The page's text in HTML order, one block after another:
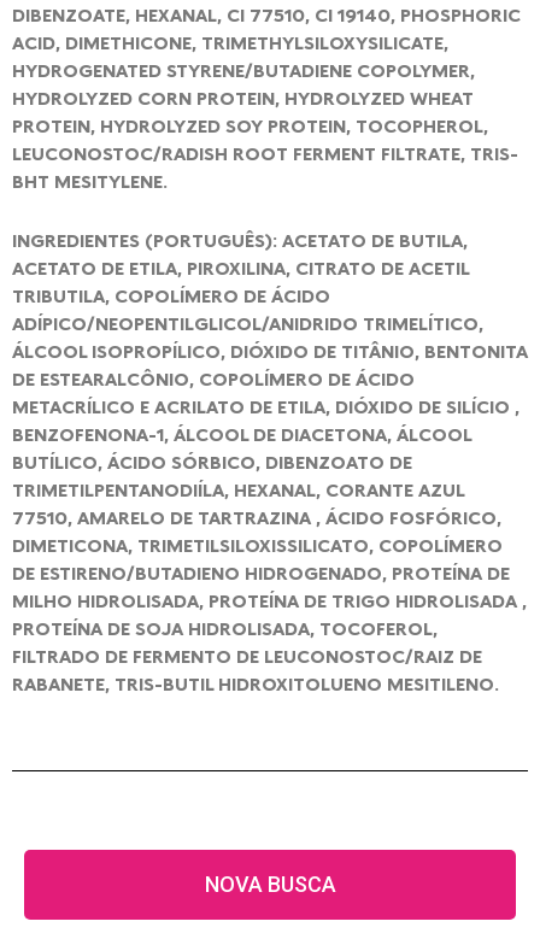
DIBENZOATE, HEXANAL, CI 77510, CI 19140, PHOSPHORIC
ACID, DIMETHICONE, TRIMETHYLSILOXYSILICATE,
HYDROGENATED STYRENE/BUTADIENE COPOLYMER,
HYDROLYZED CORN PROTEIN, HYDROLYZED WHEAT
PROTEIN, HYDROLYZED SOY PROTEIN, TOCOPHEROL,
LEUCONOSTOC/RADISH ROOT FERMENT FILTRATE, TRIS-
BHT MESITYLENE.
INGREDIENTES (PORTUGUÊS): ACETATO DE BUTILA,
ACETATO DE ETILA, PIROXILINA, CITRATO DE ACETIL
TRIBUTILA, COPOLÍMERO DE ÁCIDO
ADÍPICO/NEOPENTILGLICOL/ANIDRIDO TRIMELÍTICO,
ÁLCOOL ISOPROPÍLICO, DIÓXIDO DE TITÂNIO, BENTONITA
DE ESTEARALCÔNIO, COPOLÍMERO DE ÁCIDO
METACRÍLICO E ACRILATO DE ETILA, DIÓXIDO DE SILÍCIO ,
BENZOFENONA-1, ÁLCOOL DE DIACETONA, ÁLCOOL
BUTÍLICO, ÁCIDO SÓRBICO, DIBENZOATO DE
TRIMETILPENTANODIÍLA, HEXANAL, CORANTE AZUL
77510, AMARELO DE TARTRAZINA , ÁCIDO FOSFÓRICO,
DIMETICONA, TRIMETILSILOXISSILICATO, COPOLÍMERO
DE ESTIRENO/BUTADIENO HIDROGENADO, PROTEÍNA DE
MILHO HIDROLISADA, PROTEÍNA DE TRIGO HIDROLISADA ,
PROTEÍNA DE SOJA HIDROLISADA, TOCOFEROL,
FILTRADO DE FERMENTO DE LEUCONOSTOC/RAIZ DE
RABANETE, TRIS-BUTIL HIDROXITOLUENO MESITILENO.
NOVA BUSCA